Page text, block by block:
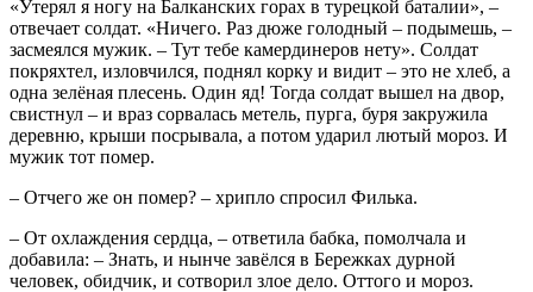
«Утерял я ногу на Балканских горах в турецкой баталии», –
отвечает солдат. «Ничего. Раз дюже голодный – подымешь, –
засмеялся мужик. – Тут тебе камердинеров нету». Солдат
покряхтел, изловчился, поднял корку и видит – это не хлеб, а
одна зелёная плесень. Один яд! Тогда солдат вышел на двор,
свистнул – и враз сорвалась метель, пурга, буря закружила
деревню, крыши посрывала, а потом ударил лютый мороз. И
мужик тот помер.
– Отчего же он помер? – хрипло спросил Филька.
– От охлаждения сердца, – ответила бабка, помолчала и
добавила: – Знать, и нынче завёлся в Бережках дурной
человек, обидчик, и сотворил злое дело. Оттого и мороз.